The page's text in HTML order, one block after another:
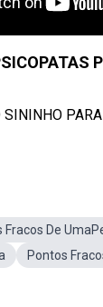
Fracos De
Pontos